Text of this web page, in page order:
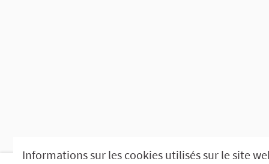
Informations sur les cookies utilisés sur le site